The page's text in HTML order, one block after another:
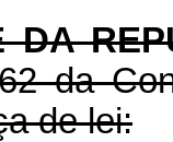
DA
da
de lei: